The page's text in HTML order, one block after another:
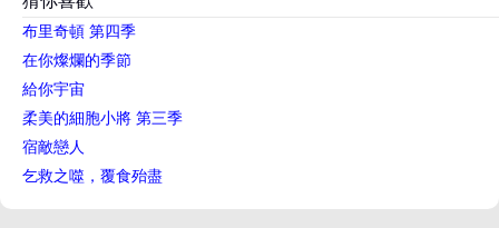
布里奇頓 第四季
在你燦爛的季節
給你宇宙
柔美的細胞小將 第三季
宿敵戀人
乞救之噬，覆食殆盡